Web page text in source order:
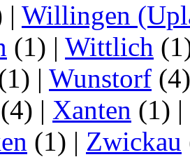
| Willingen
(1) | Wittlich
| Wunstorf
(4) | Xanten (1) |
(1) | Zwickau